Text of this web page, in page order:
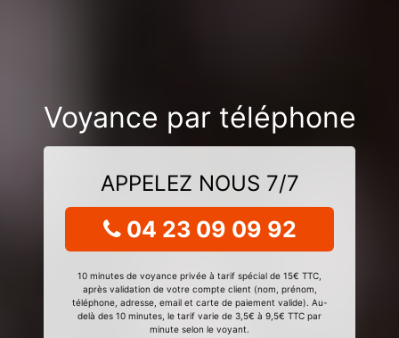
Voyance par téléphone
APPELEZ NOUS 7/7
04 23 09 09 92
10 minutes de voyance privée à tarif spécial de 15€ TTC,
après validation de votre compte client (nom, prénom,
téléphone, adresse, email et carte de paiement valide). Au-
delà des 10 minutes, le tarif varie de 3,5€ à 9,5€ TTC par
minute selon le voyant.